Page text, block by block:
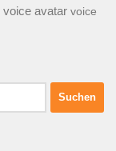
voice avatar voice